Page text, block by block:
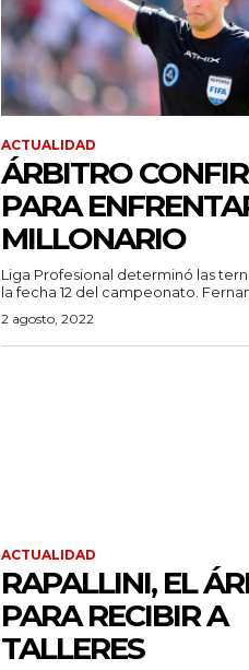
ACTUALIDAD
ÁRBITRO
PARA
MILLONARIO
Liga Profesional determinó las
la fecha 12 del campeonato.
2 agosto, 2022
ACTUALIDAD
RAPALLINI, EL
PARA RECIBIR A
TALLERES